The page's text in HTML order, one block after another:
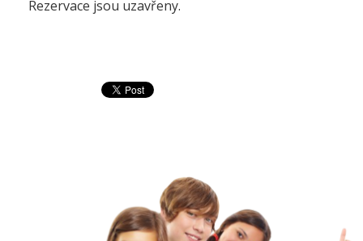
Rezervace jsou uzavřeny.